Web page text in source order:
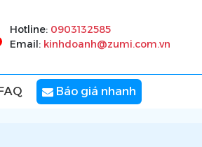
Hotline: 0903132585
Email: kinhdoanh@zumi.com.vn
Báo giá nhanh